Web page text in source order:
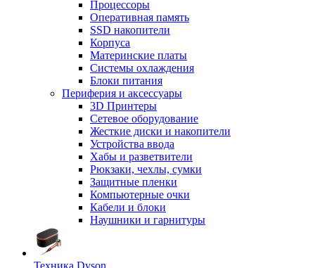
Процессоры
Оперативная память
SSD накопители
Корпуса
Материнские платы
Системы охлаждения
Блоки питания
Периферия и аксессуары
3D Принтеры
Сетевое оборудование
Жесткие диски и накопители
Устройства ввода
Хабы и разветвители
Рюкзаки, чехлы, сумки
Защитные пленки
Компьютерные очки
Кабели и блоки
Наушники и гарнитуры
Техника Dyson